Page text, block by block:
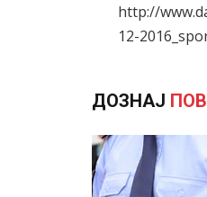
http://
12-
ДОЗНАЈ